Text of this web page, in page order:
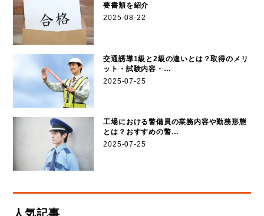
要書類を紹介
2025-08-22
交通誘導1級と2級の違いとは？取得のメリ
ット・試験内容・…
2025-07-25
工場における警備員の業務内容や勤務形態
とは？おすすめの警…
2025-07-25